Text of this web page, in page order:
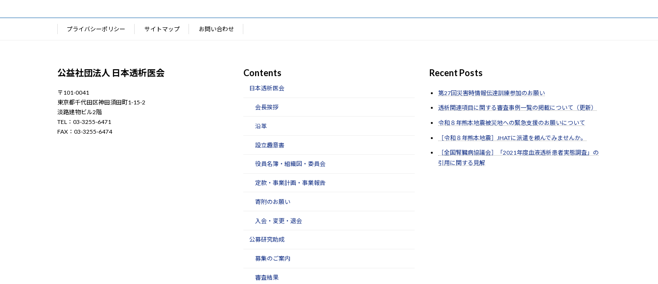
プライバシーポリシー サイトマップ お問い合わせ
公益社団法人 日本透析医会
〒101-0041
東京都千代田区神田須田町1-15-2
淡路建物ビル2階
TEL：03-3255-6471
FAX：03-3255-6474
Contents
日本透析医会
会長挨拶
沿革
設立趣意書
役員名簿・組織図・委員会
定款・事業計画・事業報告
寄附のお願い
入会・変更・退会
公募研究助成
募集のご案内
審査結果
Recent Posts
第27回災害時情報伝達訓練参加のお願い
透析関連項目に関する審査事例一覧の掲載について（更新）
令和８年熊本地震被災地への緊急支援のお願いについて
［令和８年熊本地震］JHATに派遣を頼んでみませんか。
［全国腎臓病協議会］「2021年度血液透析患者実態調査」の
引用に関する見解